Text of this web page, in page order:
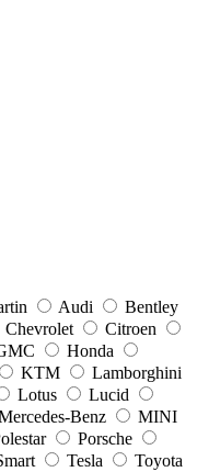
Audi
Bentley
Chevrolet
Citroen
Honda
KTM
Lamborghini
Lotus
Lucid
Benz
MINI
Porsche
Tesla
Toyota